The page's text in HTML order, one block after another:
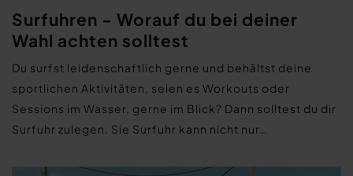
Surfuhren - Worauf du bei deiner
Wahl achten solltest
Du surfst leidenschaftlich gerne und behältst deine
sportlichen Aktivitäten, seien es Workouts oder
Sessions im Wasser, gerne im Blick? Dann solltest du dir
Surfuhr zulegen. Sie Surfuhr kann nicht nur…